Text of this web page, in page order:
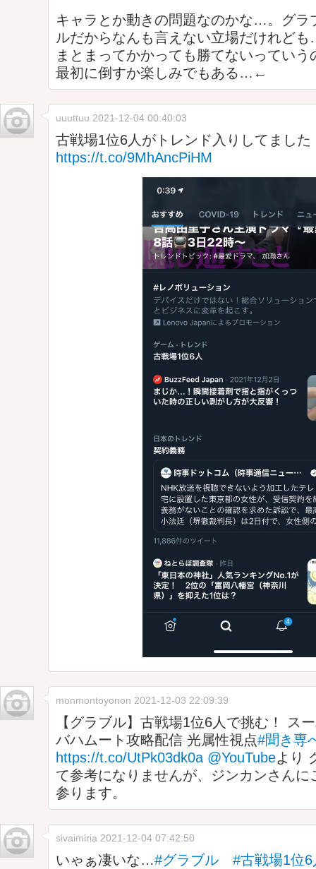
キャラとか動きの問題なのかな…。グラ
ルだからなんも言えない立場だけれど
まとまってかかっても勝てないってい
最初に倒すか楽しみでもある…←
uuuttuu 2021-12-04 00:40:03
古戦場1位6人がトレンド入りしてました
https://t.co/9MhAncPiHM
monmontoyonon 2021-12-03 22:09:39
【グラブル】古戦場1位6人で挑む！ ス
バハムート攻略配信 光属性視点#聞き専
https://t.co/UtPk03dk0a @YouTubeより
て参考になりませんが、ジンカンさんに
参ります。
sivaimiria 2021-12-04 07:42:50
いゃぁ凄いな…#グラブル
#古戦場1位6